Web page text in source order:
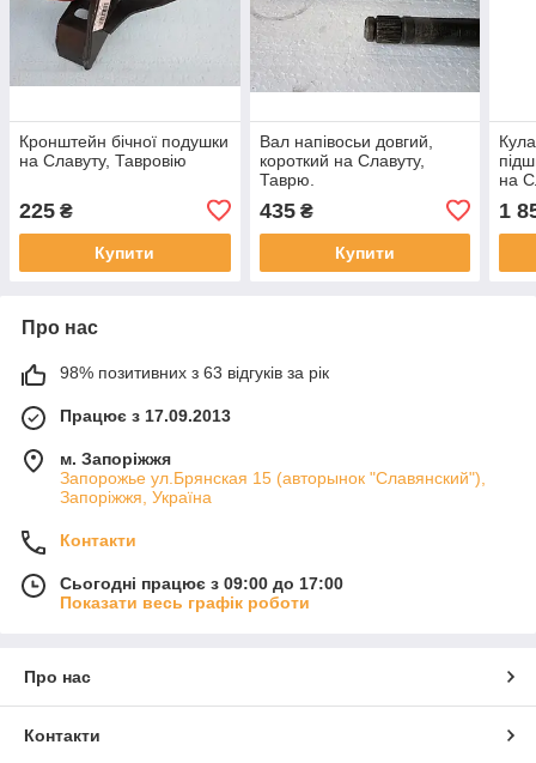
Кронштейн бічної подушки
на Славуту, Тавровію
225 ₴
Купити
Вал напівосьи довгий,
короткий на Славуту,
Таврю.
435₴
Купити
на
1
Про нас
98% позитивних з 63 відгуків за рік
Працює з 17.09.2013
м. Запоріжжя
Запорожье ул.Брянская 15 (авторынок "Славянский"),
Запоріжжя, Україна
Контакти
Сьогодні працює з 09:00 до 17:00
Показати весь графік роботи
Про нас
Контакти